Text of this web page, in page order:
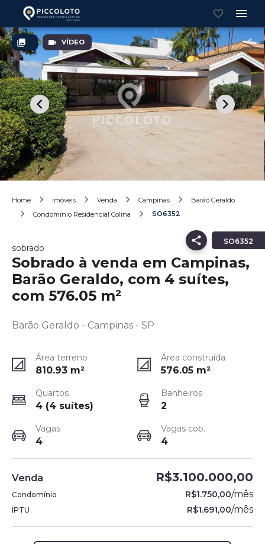
VÍDEO
Home Imóveis Venda Campinas
Barão Geraldo
Condomínio Residencial Colina
SO6352
SO6352
sobrado
Sobrado à venda em Campinas,
Barão Geraldo, com 4 suítes,
com 576.05 m²
Barão Geraldo - Campinas - SP
Área terreno
810.93 m²
Área construída
576.05 m²
Quartos
4 (4 suítes)
Banheiros
2
Vagas
4
Vagas cob.
4
Venda R$3.100.000,00
Condomínio R$1.750,00/mês
IPTU R$1.691,00/mês